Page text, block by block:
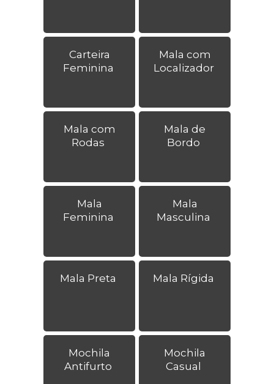
Carteira
Feminina
Mala com
Localizador
Mala com
Rodas
Mala de
Bordo
Mala
Feminina
Mala
Masculina
Mala Preta Mala Rígida
Mochila
Antifurto
Mochila
Casual